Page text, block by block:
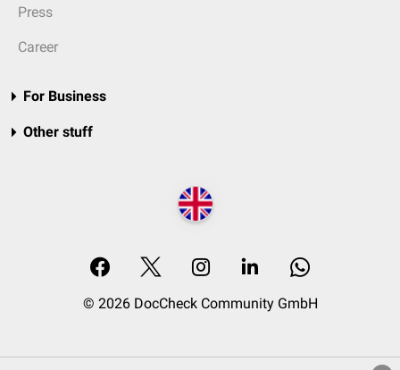
Press
Career
For Business
Other stuff
© 2026 DocCheck Community GmbH